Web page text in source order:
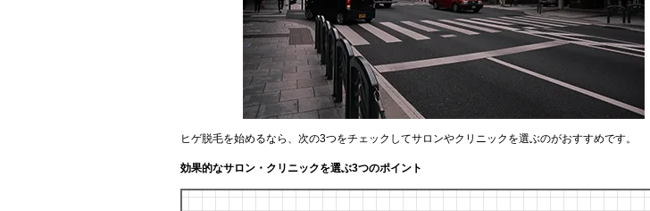
ヒゲ脱毛を始めるなら、次の3つをチェックしてサロンやクリニックを選ぶのがおすすめです。
効果的なサロン・クリニックを選ぶ3つのポイント